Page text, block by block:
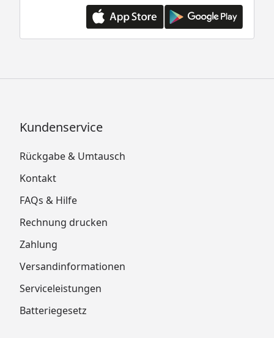
Kundenservice
Rückgabe & Umtausch
Kontakt
FAQs & Hilfe
Rechnung drucken
Zahlung
Versandinformationen
Serviceleistungen
Batteriegesetz